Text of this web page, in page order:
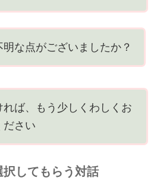
な点がございましたか？
れば、もう少しくわしくお
ださい
してもらう対話